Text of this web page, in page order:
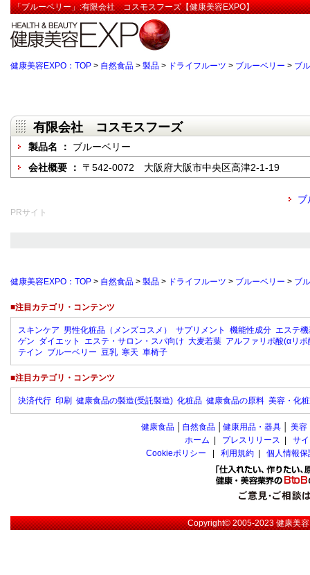
「ブルーベリー」:有限会社 コスモスフーズ【健康美容EXPO】
健康美容EXPO：TOP > 自然食品 > 製品 > ドライフルーツ > ブルーベリー > ブ
有限会社 コスモスフーズ
製品名 ： ブルーベリー
会社概要 ： 〒542-0072 大阪府大阪市中央区高津2-1-19
ブ
PRサイト
健康美容EXPO：TOP > 自然食品 > 製品 > ドライフルーツ > ブルーベリー > ブ
■注目カテゴリ・コンテンツ
スキンケア 男性化粧品（メンズコスメ） サプリメント 機能性成分 エステ
ゲン ダイエット エステ・サロン・スパ向け 大麦若葉 アルファリポ酸(αリポ
テイン ブルーベリー 豆乳 寒天 車椅子
■注目カテゴリ・コンテンツ
決済代行 印刷 健康食品の製造(受託製造) 化粧品 健康食品の原料 美容・化
健康食品 自然食品 健康用品・器具 美容
ホーム
プレスリリース
サ
Cookieポリシー
利用規約 個人情報
Copyright© 2005-2023健康美